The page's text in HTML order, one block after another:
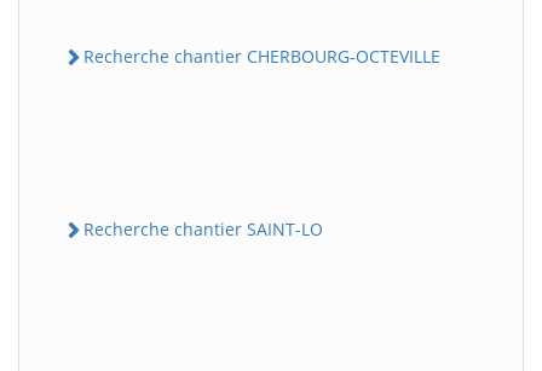
Recherche chantier CHERBOURG-OCTEVILLE
Recherche chantier SAINT-LO